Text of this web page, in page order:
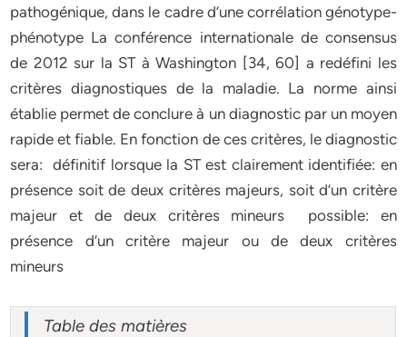
pathogénique, dans le cadre d’une corrélation génotype-
phénotype La conférence internationale de consensus
de 2012 sur la ST à Washington [34, 60] a redéfini les
critères diagnostiques de la maladie. La norme ainsi
établie permet de conclure à un diagnostic par un moyen
rapide et fiable. En fonction de ces critères, le diagnostic
sera: définitif lorsque la ST est clairement identifiée: en
présence soit de deux critères majeurs, soit d’un critère
majeur et de deux critères mineurs possible: en
présence d’un critère majeur ou de deux critères
mineurs
Table des matières